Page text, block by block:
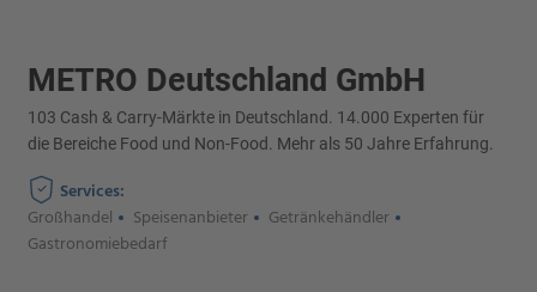
METRO Deutschland GmbH
103 Cash & Carry-Märkte in Deutschland. 14.000 Experten für
die Bereiche Food und Non-Food. Mehr als 50 Jahre Erfahrung.
Services:
Großhandel
Speisenanbieter
Getränkehändler
Gastronomiebedarf